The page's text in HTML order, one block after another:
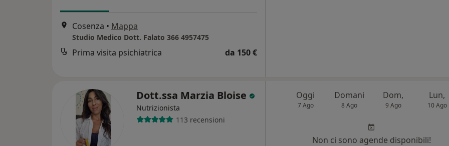
Cosenza • Mappa
Studio Medico Dott. Falato 366 4957475
Prima visita psichiatrica da 150 €
Dott.ssa Marzia Bloise
Nutrizionista
113 recensioni
Oggi
7 Ago
Domani
8 Ago
Dom,
9 Ago
Lun,
10 Ago
Non ci sono agende disponibili!